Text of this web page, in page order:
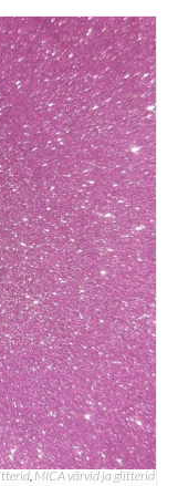
, MICA värvid ja glitterid